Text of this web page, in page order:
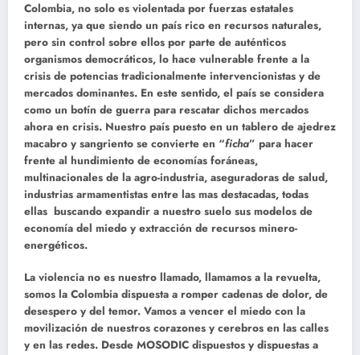
Colombia, no solo es violentada por fuerzas estatales
internas, ya que siendo un país rico en recursos naturales,
pero sin control sobre ellos por parte de auténticos
organismos democráticos, lo hace vulnerable frente a la
crisis de potencias tradicionalmente intervencionistas y de
mercados dominantes. En este sentido, el país se considera
como un botín de guerra para rescatar dichos mercados
ahora en crisis. Nuestro país puesto en un tablero de ajedrez
macabro y sangriento se convierte en “ficha” para hacer
frente al hundimiento de economías foráneas,
multinacionales de la agro-industria, aseguradoras de salud,
industrias armamentistas entre las mas destacadas, todas
ellas buscando expandir a nuestro suelo sus modelos de
economía del miedo y extracción de recursos minero-
energéticos.
La violencia no es nuestro llamado, llamamos a la revuelta,
somos la Colombia dispuesta a romper cadenas de dolor, de
desespero y del temor. Vamos a vencer el miedo con la
movilización de nuestros corazones y cerebros en las calles
y en las redes. Desde MOSODIC dispuestos y dispuestas a